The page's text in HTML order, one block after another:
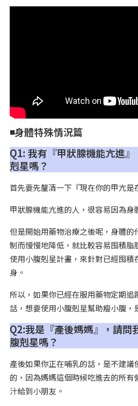
◾️身體特殊情況篇
Q1: 我有『甲狀腺機能亢進
剋星嗎？
首先要先釐清一下『現在你的甲亢是
甲狀腺機能亢進的人，很容易因為身
但是開始用藥物治療之後呢，身體的
制而慢慢地降低，就比較容易囤積脂
使用小腹剋星計畫，來針對已經囤積
身。
所以，如果你已經在服用藥物定期追
話，想要使用小腹剋星幫助瘦小腹，
Q2:我是『產後媽媽』，請問
腹剋星嗎？
產後如果你正在哺乳的話，是不建議
的，因為媽媽這個時候吃進去的所有
汁給到小朋友。